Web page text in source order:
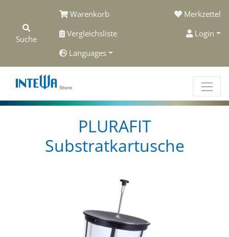
Suche
Warenkorb
Merkzettel
Vergleichsliste
Login
Languages
PLURAFIT
Substratkartusche